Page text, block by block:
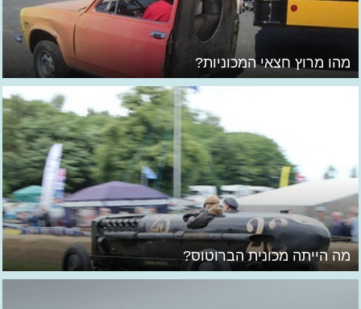
מהו מרוץ חצאי המכוניות?
מה הייתה מכונית הברוטוס?